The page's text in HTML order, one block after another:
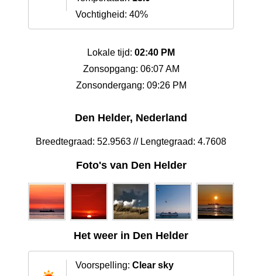
Vochtigheid: 40%
Lokale tijd: 02:40 PM
Zonsopgang: 06:07 AM
Zonsondergang: 09:26 PM
Den Helder, Nederland
Breedtegraad: 52.9563 // Lengtegraad: 4.7608
Foto's van Den Helder
Het weer in Den Helder
Voorspelling: Clear sky